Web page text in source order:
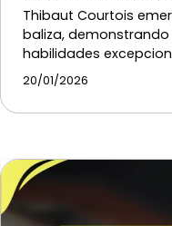
Thibaut Courtois
baliza,
habilidades
20/01/2026